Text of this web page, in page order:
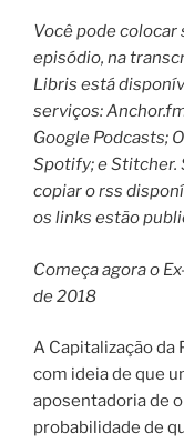
Você pode
episódio, na
Libris está
serviços:
Google Podcasts;
Spotify; e Stitcher.
copiar o rss
os links estão
Começa agora o
de 2018
A Capitalização da
com ideia de que
aposentadoria de
probabilidade de